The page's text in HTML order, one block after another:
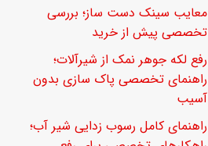
معایب سینک دست ساز؛ بررسی
تخصصی پیش از خرید
رفع لکه جوهر نمک از شیرآلات؛
راهنمای تخصصی پاک سازی بدون
آسیب
راهنمای کامل رسوب زدایی شیر آب؛